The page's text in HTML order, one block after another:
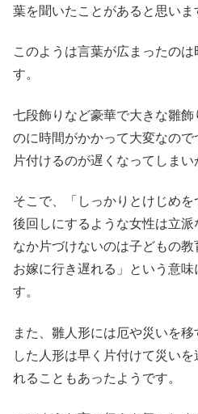
葉を聞いたことがあると思いま
このようは言葉が広まったの
す。
七段飾りなど豪華で大きな雛
のに時間がかかって大変なので
片付けるのが遅くなってしまい
そこで、「しっかりとけじめ
後回しにするような女性は立
なか片づけないのは子どもの
お嫁に行き遅れる」という意
す。
また、雛人形には厄や災いを
した人形は早く片付けて災い
れることもあったようです。